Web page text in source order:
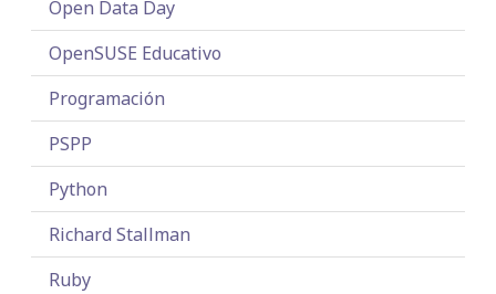
Open Data Day
OpenSUSE Educativo
Programación
PSPP
Python
Richard Stallman
Ruby